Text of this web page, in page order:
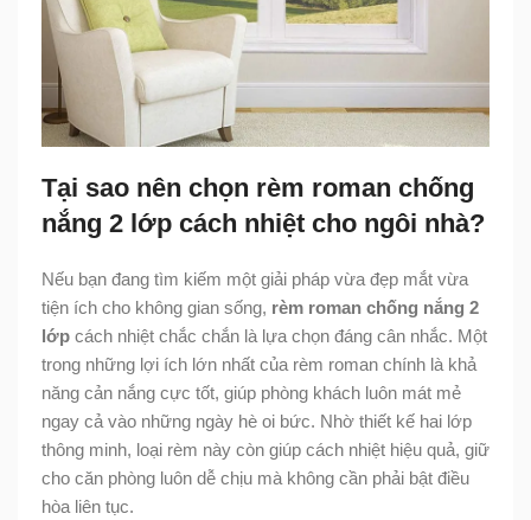
Tại sao nên chọn rèm roman chống
nắng 2 lớp cách nhiệt cho ngôi nhà?
Nếu bạn đang tìm kiếm một giải pháp vừa đẹp mắt vừa
tiện ích cho không gian sống, rèm roman chống nắng 2
lớp cách nhiệt chắc chắn là lựa chọn đáng cân nhắc. Một
trong những lợi ích lớn nhất của rèm roman chính là khả
năng cản nắng cực tốt, giúp phòng khách luôn mát mẻ
ngay cả vào những ngày hè oi bức. Nhờ thiết kế hai lớp
thông minh, loại rèm này còn giúp cách nhiệt hiệu quả, giữ
cho căn phòng luôn dễ chịu mà không cần phải bật điều
hòa liên tục.